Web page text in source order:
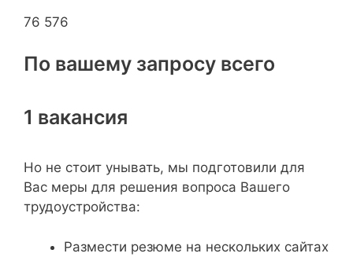
76 576
По вашему запросу всего
1 вакансия
Но не стоит унывать, мы подготовили для
Вас меры для решения вопроса Вашего
трудоустройства:
Размести резюме на нескольких сайтах